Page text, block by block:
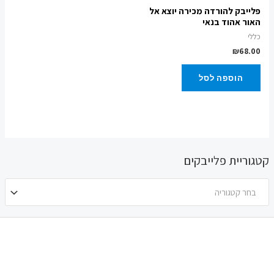
קטגוריית פלייבקים
בחר קטגוריה
פלייבק להורדה מכירה יוצא אל
האור אהוד בנאי
כללי
₪68.00
הוספה לסל